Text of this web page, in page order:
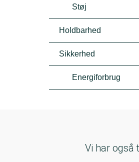
Støj
Holdbarhed
Sikkerhed
Energiforbrug
Vi har også